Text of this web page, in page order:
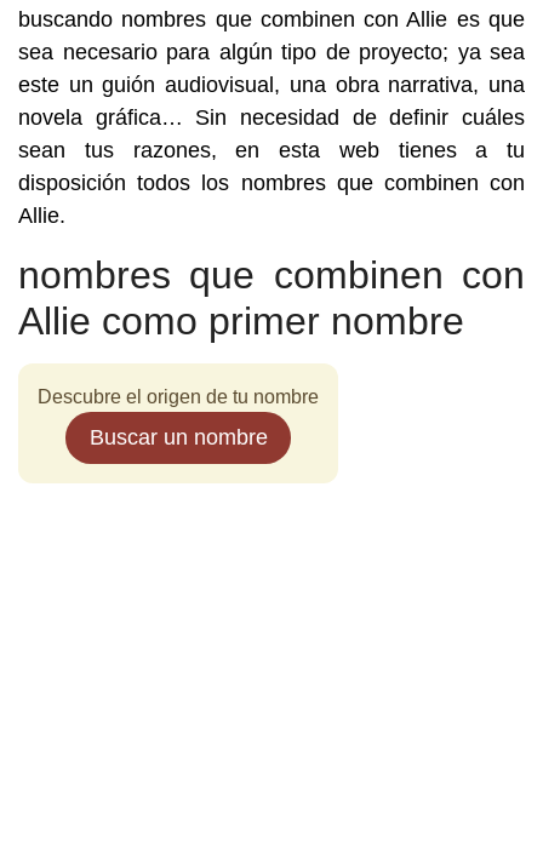
buscando nombres que combinen con Allie es que
sea necesario para algún tipo de proyecto; ya sea
este un guión audiovisual, una obra narrativa, una
novela gráfica… Sin necesidad de definir cuáles
sean tus razones, en esta web tienes a tu
disposición todos los nombres que combinen con
Allie.
nombres que combinen con
Allie como primer nombre
Descubre el origen de tu nombre
Buscar un nombre